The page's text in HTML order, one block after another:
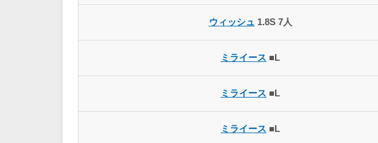
ウィッシュ 1.8S 7人
ミライース ■L
ミライース ■L
ミライース ■L